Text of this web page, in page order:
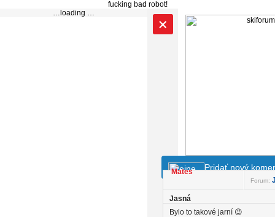
fucking bad robot!
…loading …
+
Pridať nový
Mates
Forum:
Jasná
Bylo to takové jarní 😉